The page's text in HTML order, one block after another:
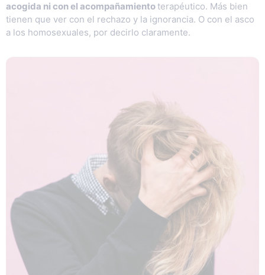
acogida ni con el acompañamientoterapéutico. Más bien
tienen que ver con el rechazo y la ignorancia. O con el asco
a los homosexuales, por decirlo claramente.